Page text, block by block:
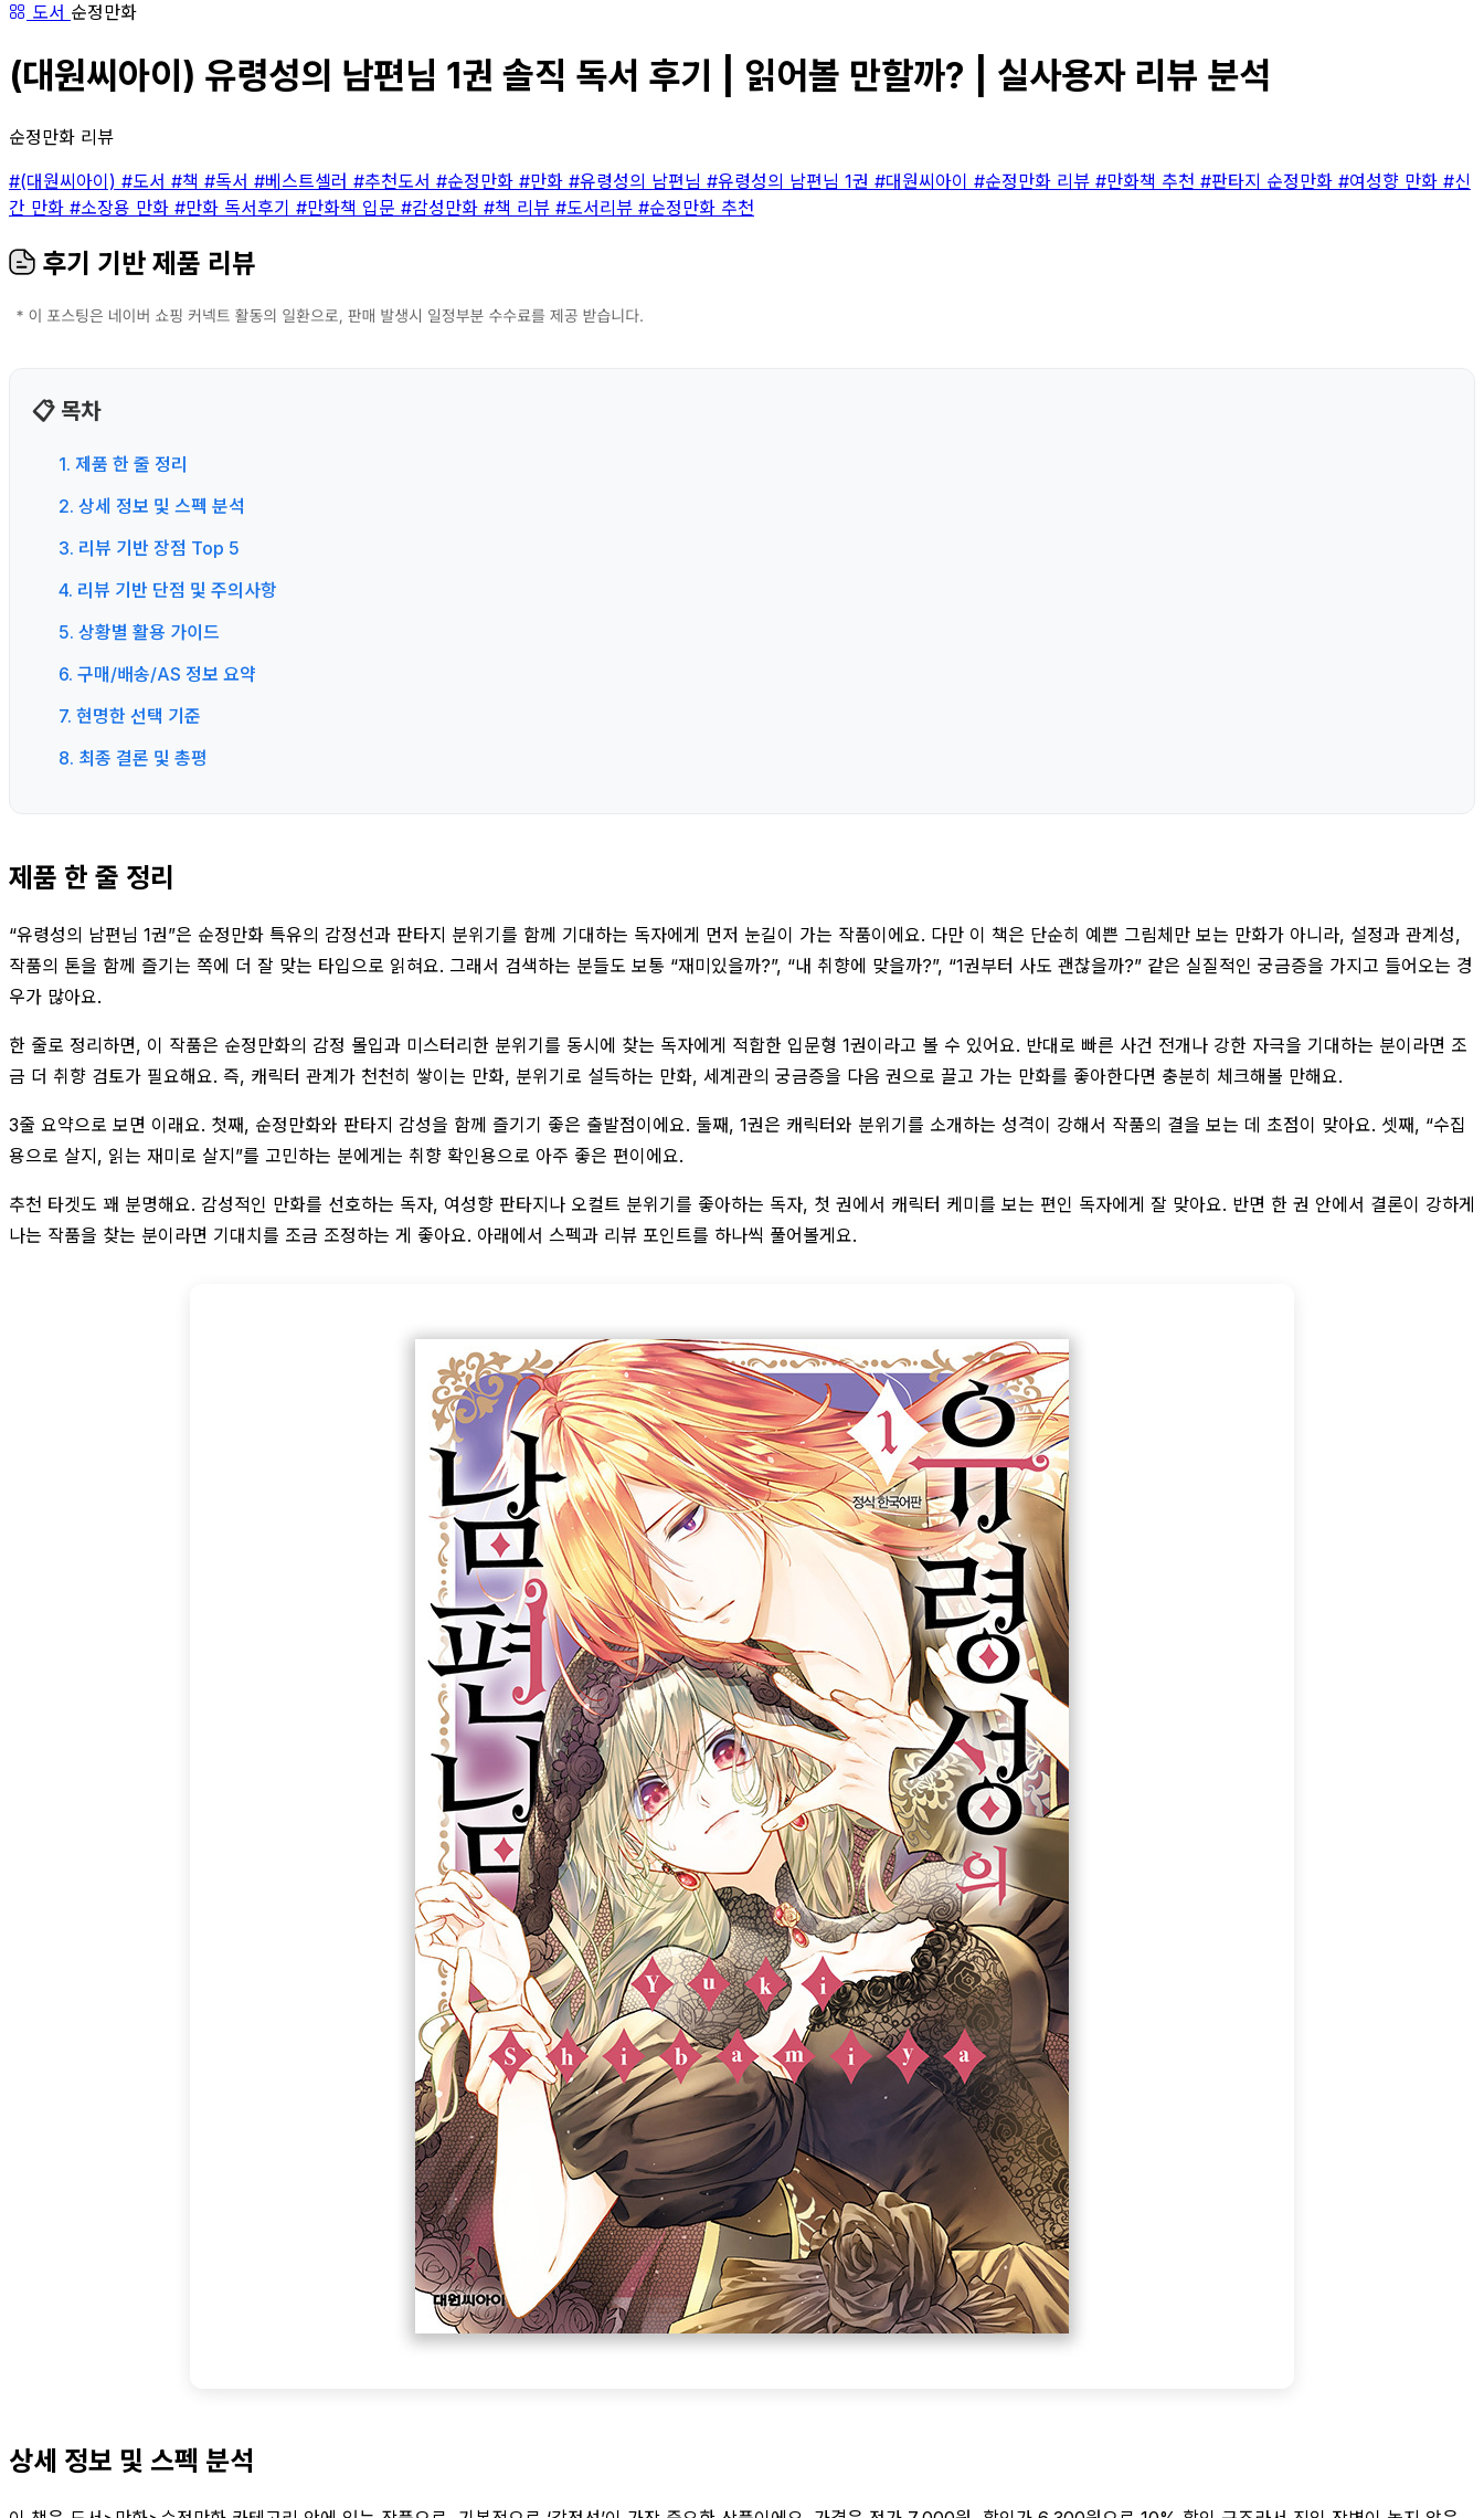
도서 순정만화
(대원씨아이) 유령성의 남편님 1권 솔직 독서 후기 | 읽어볼 만할까? | 실사용자 리뷰 분석
순정만화 리뷰
#(대원씨아이) #도서 #책 #독서 #베스트셀러 #추천도서 #순정만화 #만화 #유령성의 남편님 #유령성의 남편님 1권 #대원씨아이 #순정만화 리뷰 #만화책 추천 #판타지 순정만화 #여성향 만화 #신
간 만화 #소장용 만화 #만화 독서후기 #만화책 입문 #감성만화 #책 리뷰 #도서리뷰 #순정만화 추천
후기 기반 제품 리뷰
📋 목차
1. 제품 한 줄 정리
2. 상세 정보 및 스펙 분석
3. 리뷰 기반 장점 Top 5
4. 리뷰 기반 단점 및 주의사항
5. 상황별 활용 가이드
6. 구매/배송/AS 정보 요약
7. 현명한 선택 기준
8. 최종 결론 및 총평
제품 한 줄 정리
“유령성의 남편님 1권”은 순정만화 특유의 감정선과 판타지 분위기를 함께 기대하는 독자에게 먼저 눈길이 가는 작품이에요. 다만 이 책은 단순히 예쁜 그림체만 보는 만화가 아니라, 설정과 관계성,
작품의 톤을 함께 즐기는 쪽에 더 잘 맞는 타입으로 읽혀요. 그래서 검색하는 분들도 보통 “재미있을까?”, “내 취향에 맞을까?”, “1권부터 사도 괜찮을까?” 같은 실질적인 궁금증을 가지고 들어오는 경
우가 많아요.
한 줄로 정리하면, 이 작품은 순정만화의 감정 몰입과 미스터리한 분위기를 동시에 찾는 독자에게 적합한 입문형 1권이라고 볼 수 있어요. 반대로 빠른 사건 전개나 강한 자극을 기대하는 분이라면 조
금 더 취향 검토가 필요해요. 즉, 캐릭터 관계가 천천히 쌓이는 만화, 분위기로 설득하는 만화, 세계관의 궁금증을 다음 권으로 끌고 가는 만화를 좋아한다면 충분히 체크해볼 만해요.
3줄 요약으로 보면 이래요. 첫째, 순정만화와 판타지 감성을 함께 즐기기 좋은 출발점이에요. 둘째, 1권은 캐릭터와 분위기를 소개하는 성격이 강해서 작품의 결을 보는 데 초점이 맞아요. 셋째, “수집
용으로 살지, 읽는 재미로 살지”를 고민하는 분에게는 취향 확인용으로 아주 좋은 편이에요.
추천 타겟도 꽤 분명해요. 감성적인 만화를 선호하는 독자, 여성향 판타지나 오컬트 분위기를 좋아하는 독자, 첫 권에서 캐릭터 케미를 보는 편인 독자에게 잘 맞아요. 반면 한 권 안에서 결론이 강하게
나는 작품을 찾는 분이라면 기대치를 조금 조정하는 게 좋아요. 아래에서 스펙과 리뷰 포인트를 하나씩 풀어볼게요.
상세 정보 및 스펙 분석